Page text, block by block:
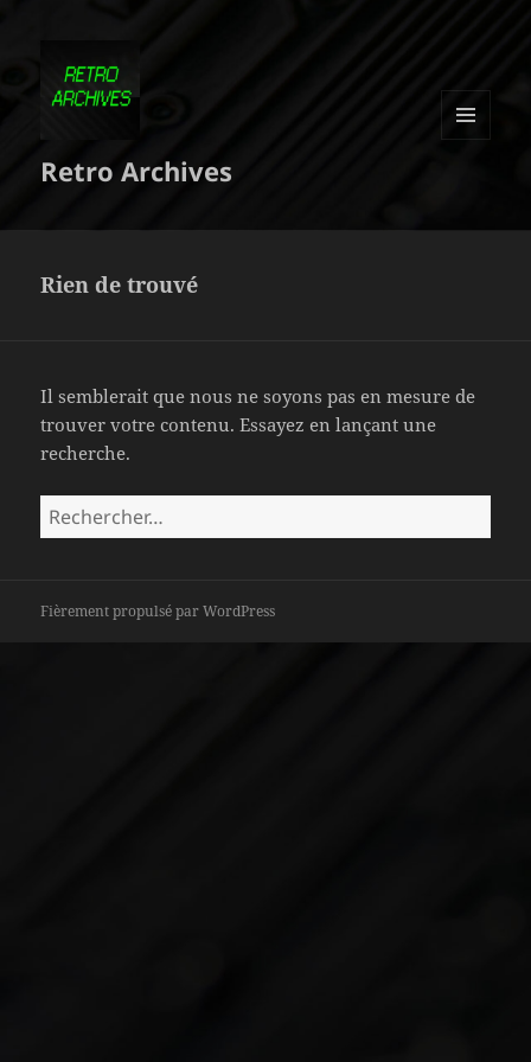
Retro Archives
Rien de trouvé
Il semblerait que nous ne soyons pas en mesure de
trouver votre contenu. Essayez en lançant une
recherche.
Rechercher :
Fièrement propulsé par WordPress